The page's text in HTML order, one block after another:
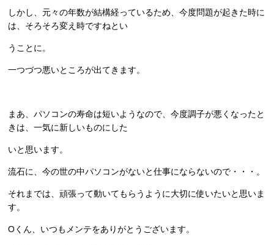
しかし、元々の年数が結構経っているため、今度問題が起きた時に
は、そろそろ変え時ですねとい
うことに。
一つづつ悪いところが出てきます。
まあ、パソコンの寿命は短いようなので、今度調子が悪くなったと
きは、一気に新しいものにした
いと思います。
流石に、今の世の中パソコンがないと仕事にならないので・・・。
それまでは、頑張って動いてもらうように大切に使いたいと思いま
す。
Oくん、いつもメンテをありがとうございます。